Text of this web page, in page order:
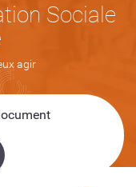
Sociale
agir